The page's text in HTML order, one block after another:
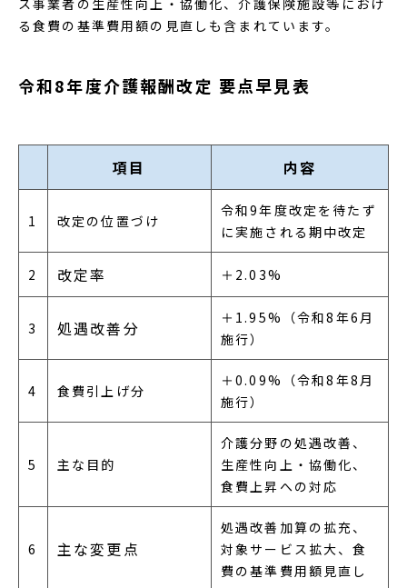
る食費の基準費用額の見直しも含まれています。
令和8年度介護報酬改定 要点早見表
項目 内容
1 改定の位置づけ
令和9年度改定を待たず
に実施される期中改定
2 改定率 ＋2.03%
3 処遇改善分
＋1.95%（令和8年6月
施行）
4 食費引上げ分
＋0.09%（令和8年8月
施行）
5 主な目的
介護分野の処遇改善、
生産性向上・協働化、
食費上昇への対応
6 主な変更点
処遇改善加算の拡充、
対象サービス拡大、食
費の基準費用額見直し